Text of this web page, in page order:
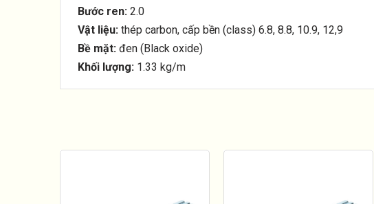
Bước ren: 2.0
Vật liệu: thép carbon, cấp bền (class) 6.8, 8.8, 10.9, 12,9
Bề mặt: đen (Black oxide)
Khối lượng: 1.33 kg/m